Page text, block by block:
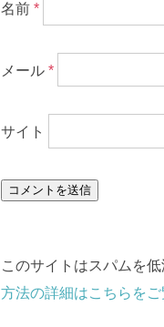
名前 *
メール *
サイト
このサイトはスパムを
方法の詳細はこちらを